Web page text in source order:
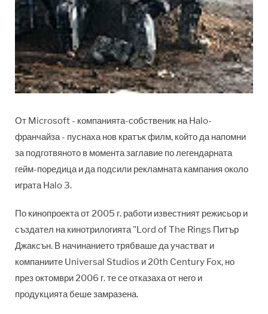
От Microsoft - компанията-собственик на Halo-
франчайза - пуснаха нов кратък филм, който да напомни
за подготвяното в момента заглавие по легендарната
гейм-поредица и да подсили рекламната кампания около
играта Halo 3.
По кинопроекта от 2005 г. работи известният режисьор и
създател на кинотрилогията "Lord of The Rings Питър
Джаксън. В начинанието трябваше да участват и
компаниите Universal Studios и 20th Century Fox, но
през октомври 2006 г. те се отказаха от него и
продукцията беше замразена.